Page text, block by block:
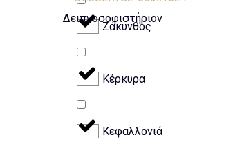
Ζάκυνθος
Κέρκυρα
Κεφαλλονιά
Δειπνοσοφιστήριον